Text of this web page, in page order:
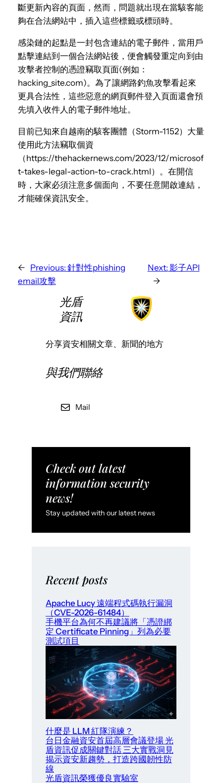
斷更新內容的頁面，然而，問題就出現在當駭客能
夠在合法網站中，插入這些標籤或標頭時。
感染鏈的起點是一封包含連結的電子郵件，當用戶
點擊連結到一個合法網站後，便會觸發重定向到由
攻擊者控制的憑證竊取頁面(例如：
hacking_site.com)。為了讓網路釣魚攻擊看起來
更具合法性，這些惡意的網頁郵件登入頁面還會預
先填入收件人的電子郵件地址。
目前已知來自越南的駭客團體（Storm-1152）大量
使用此方法竊取個資
（https://thehackernews.com/2023/12/microsof
t-takes-legal-action-to-crack.html）。在開信
時，大家必須注意多個面向，不要任意開啟連結，
才能確保資訊安全。
← Previous: 針對性phishing
email攻擊
Next: 影子API
→
光盾
資訊
分享資安相關文章、新聞的地方
與我們聯絡
Mail
Check out latest
information security
news!
Stay updated with our latest news
Recent posts
Apache Lucy 遠端程式碼執行漏洞
（CVE-2026-61484）
手機平台為何不再建議將「憑證綁
定 Certificate Pinning」列為必要
測試項目
什麼是 LLM 紅隊演練？
台日金融資安首屆高層會議登場 光
盾資訊促成關鍵對話 三大實戰洞見
揭示資安新趨勢，打造跨國韌性防
線
光盾資訊榮獲優良實驗室